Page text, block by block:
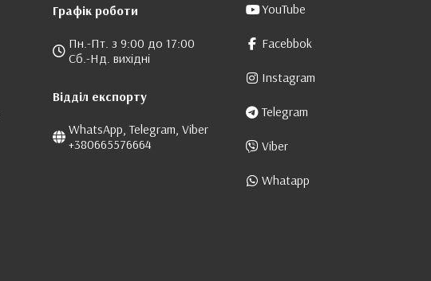
Графік роботи
Пн.-Пт. з 9:00 до 17:00
Сб.-Нд. вихідні
Відділ експорту
WhatsApp, Telegram, Viber
+380665576664
YouTube
Facebbok
Instagram
Telegram
Viber
Whatapp